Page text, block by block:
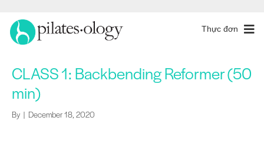
Thực đơn
CLASS 1: Backbending Reformer (50
min)
By | December 18, 2020